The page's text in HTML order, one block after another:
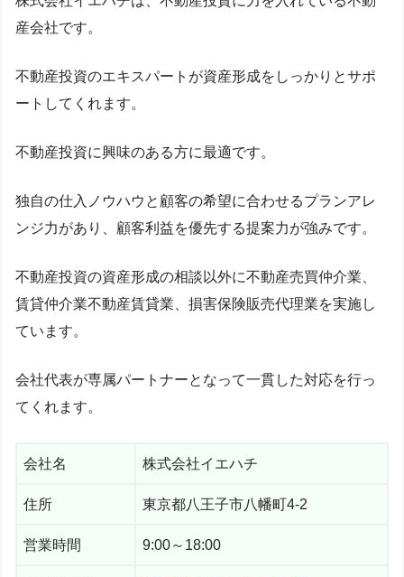
産会社です。
不動産投資のエキスパートが資産形成をしっかりとサポ
ートしてくれます。
不動産投資に興味のある方に最適です。
独自の仕入ノウハウと顧客の希望に合わせるプランアレ
ンジ力があり、顧客利益を優先する提案力が強みです。
不動産投資の資産形成の相談以外に不動産売買仲介業、
賃貸仲介業不動産賃貸業、損害保険販売代理業を実施し
ています。
会社代表が専属パートナーとなって一貫した対応を行っ
てくれます。
会社名 株式会社イエハチ
住所 東京都八王子市八幡町4-2
営業時間 9:00～18:00